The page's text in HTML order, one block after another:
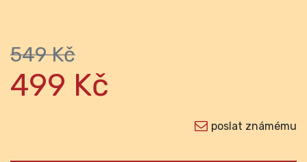
549 Kč
499 Kč
poslat známému